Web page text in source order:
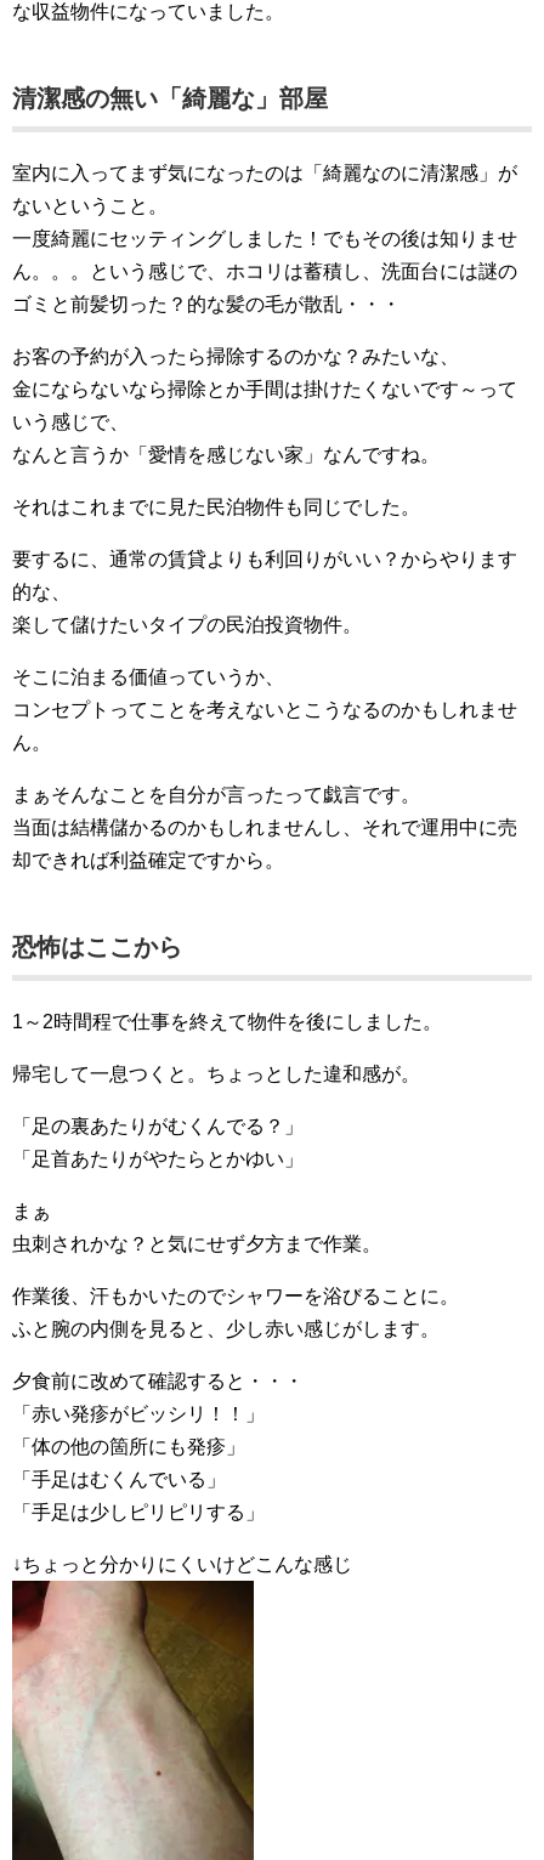
な収益物件になっていました。
清潔感の無い「綺麗な」部屋
室内に入ってまず気になったのは「綺麗なのに清潔感」が
ないということ。
一度綺麗にセッティングしました！でもその後は知りませ
ん。。。という感じで、ホコリは蓄積し、洗面台には謎の
ゴミと前髪切った？的な髪の毛が散乱・・・
お客の予約が入ったら掃除するのかな？みたいな、
金にならないなら掃除とか手間は掛けたくないです～って
いう感じで、
なんと言うか「愛情を感じない家」なんですね。
それはこれまでに見た民泊物件も同じでした。
要するに、通常の賃貸よりも利回りがいい？からやります
的な、
楽して儲けたいタイプの民泊投資物件。
そこに泊まる価値っていうか、
コンセプトってことを考えないとこうなるのかもしれませ
ん。
まぁそんなことを自分が言ったって戯言です。
当面は結構儲かるのかもしれませんし、それで運用中に売
却できれば利益確定ですから。
恐怖はここから
1～2時間程で仕事を終えて物件を後にしました。
帰宅して一息つくと。ちょっとした違和感が。
「足の裏あたりがむくんでる？」
「足首あたりがやたらとかゆい」
まぁ
虫刺されかな？と気にせず夕方まで作業。
作業後、汗もかいたのでシャワーを浴びることに。
ふと腕の内側を見ると、少し赤い感じがします。
夕食前に改めて確認すると・・・
「赤い発疹がビッシリ！！」
「体の他の箇所にも発疹」
「手足はむくんでいる」
「手足は少しピリピリする」
↓ちょっと分かりにくいけどこんな感じ